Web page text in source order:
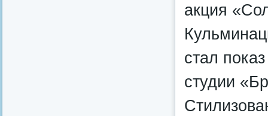
акция
стал
студии